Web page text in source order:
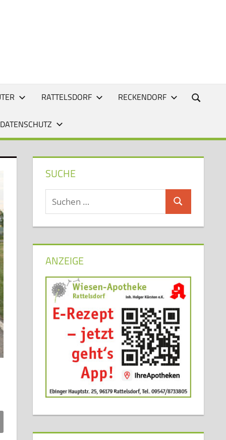
RATTELSDORF RECKENDORF
SUCHE
Suchen
nach:
Suchen
ANZEIGE